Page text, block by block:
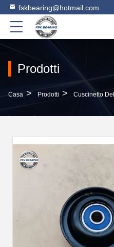
fskbearing@hotmail.com
Prodotti
Casa > Prodotti > Cuscinetto